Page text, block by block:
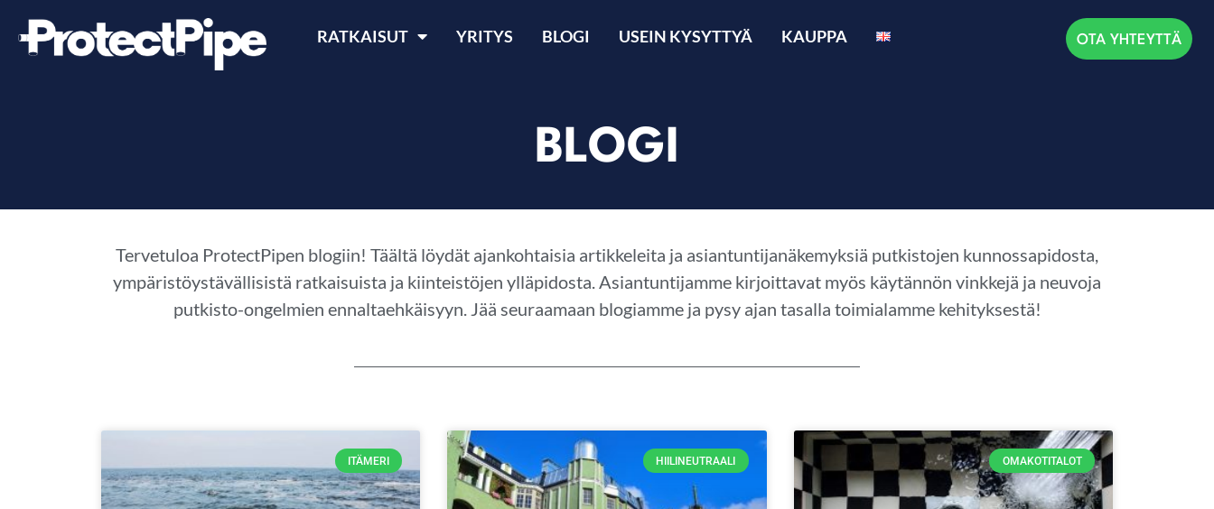
RATKAISUT YRITYS BLOGI USEIN KYSYTTYÄ KAUPPA OTA YHTEYTTÄ
BLOGI
Tervetuloa ProtectPipen blogiin! Täältä löydät ajankohtaisia artikkeleita ja asiantuntijanäkemyksiä putkistojen kunnossapidosta,
ympäristöystävällisistä ratkaisuista ja kiinteistöjen ylläpidosta. Asiantuntijamme kirjoittavat myös käytännön vinkkejä ja neuvoja
putkisto-ongelmien ennaltaehkäisyyn. Jää seuraamaan blogiamme ja pysy ajan tasalla toimialamme kehityksestä!
ITÄMERI HIILINEUTRAALI OMAKOTITALOT